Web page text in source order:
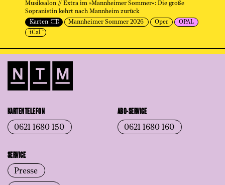
Musiksalon // Extra im »Mannheimer Sommer«: Die große
Sopranistin kehrt nach Mannheim zurück
Karten
Mannheimer Sommer 2026 Oper
OPAL
iCal
KARTENTELEFON
0621 1680 150
ABO-SERVICE
0621 1680 160
SERVICE
Presse